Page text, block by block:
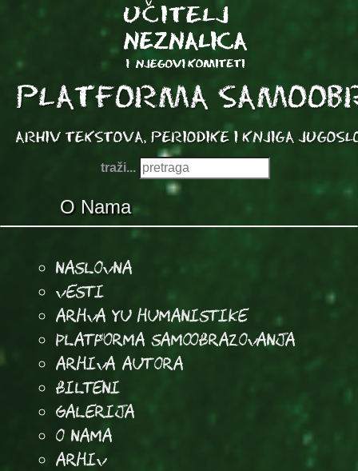
traži...
O Nama
Naslovna
Vesti
Arhva YU Humanistike
Platforma samoobrazovanja
arhiva autora
Bilteni
Galerija
O Nama
Arhiv